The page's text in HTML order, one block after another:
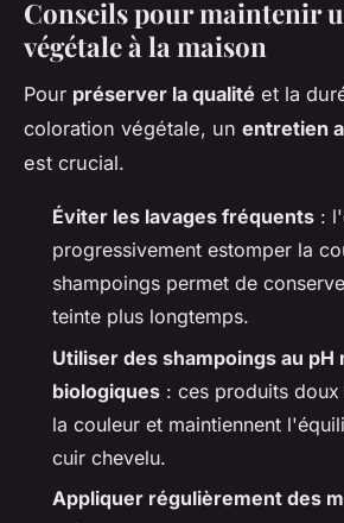
Conseils pour maintenir
végétale à la maison
Pour préserver la qualité et la
coloration végétale, un entretien
est crucial.
Éviter les lavages fréquents :
progressivement estomper la
shampoings permet de
teinte plus longtemps.
Utiliser des shampoings au pH
biologiques : ces produits
la couleur et maintiennent
cuir chevelu.
Appliquer régulièrement des